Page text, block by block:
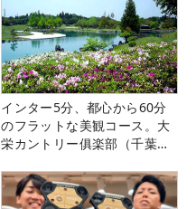
インター5分、都心から60分
のフラットな美観コース。大
栄カントリー俱楽部（千葉